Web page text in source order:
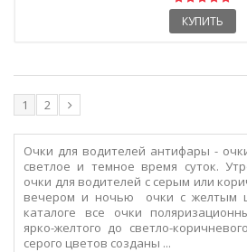
КУПИТЬ
1 2
Очки для водителей антифары -
светлое и темное время суток.
очки для водителей с серым или
вечером и ночью очки с желтым
каталоге все очки
ярко-желтого до светло-
серого цветов созданы ...